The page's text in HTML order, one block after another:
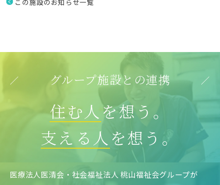
086-243-2011
この施設のお知らせ一覧
グループ施設との連携
住む人を想う。
支える人 を想う。
医療法人医清会・社会福祉法人 桃山福祉会グループが